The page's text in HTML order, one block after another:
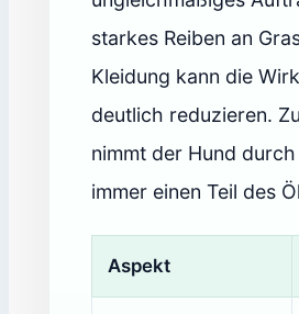
starkes Reiben an
Kleidung kann die
deutlich reduzieren.
nimmt der Hund
immer einen Teil des
Aspekt